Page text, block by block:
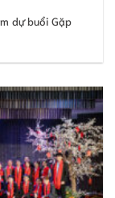
dự buổi Gặp